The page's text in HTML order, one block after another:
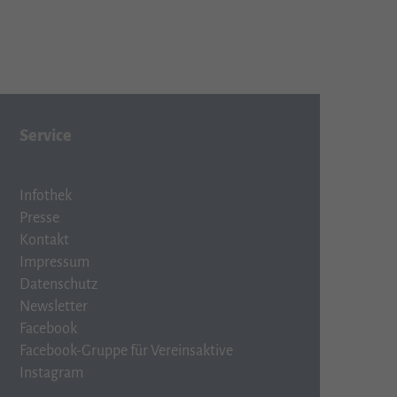
Service
Infothek
Presse
Kontakt
Impressum
Datenschutz
Newsletter
Facebook
Facebook-Gruppe für Vereinsaktive
Instagram